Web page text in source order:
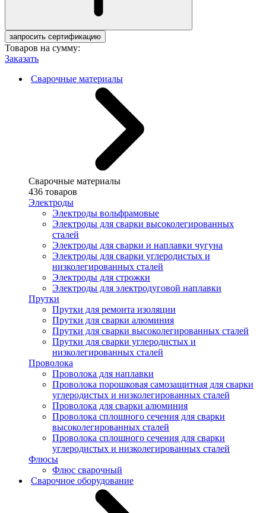
запросить сертификацию
Товаров на сумму:
Заказать
Сварочные материалы
Сварочные материалы
436 товаров
Электроды
Электроды вольфрамовые
Электроды для сварки высоколегированных
сталей
Электроды для сварки и наплавки чугуна
Электроды для сварки углеродистых и
низколегированных сталей
Электроды для строжки
Электроды для электродуговой наплавки
Прутки
Прутки для ремонта изоляции
Прутки для сварки алюминия
Прутки для сварки высоколегированных сталей
Прутки для сварки углеродистых и
низколегированных сталей
Проволока
Проволока для наплавки
Проволока порошковая самозащитная для сварки
углеродистых и низколегированных сталей
Проволока для сварки алюминия
Проволока сплошного сечения для сварки
высоколегированных сталей
Проволока сплошного сечения для сварки
углеродистых и низколегированных сталей
Флюсы
Флюс сварочный
Сварочное оборудование